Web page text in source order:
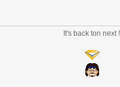
It's back ton next !